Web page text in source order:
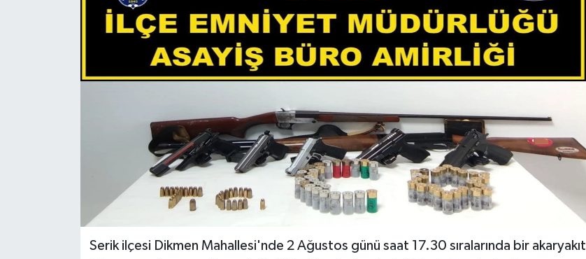
Serik ilçesi Dikmen Mahallesi'nde 2 Ağustos günü saat 17.30 sıralarında bir akaryakıt
RESMİ İLAN